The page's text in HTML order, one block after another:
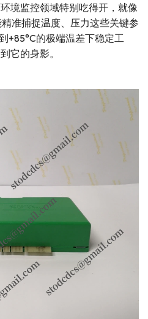
境监控领域特别吃得开，就像
准捕捉温度、压力这些关键参
+85°C的极端温差下稳定工
它的身影。